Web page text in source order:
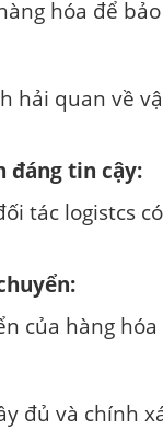
hóa để
hải quan về
đáng tin cậy:
tác logistcs
của hàng
đủ và chính